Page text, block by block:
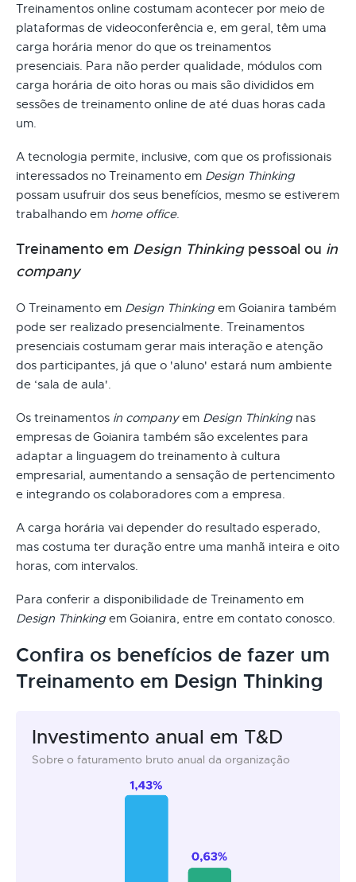
Treinamentos online costumam acontecer por meio de
plataformas de videoconferência e, em geral, têm uma
carga horária menor do que os treinamentos
presenciais. Para não perder qualidade, módulos com
carga horária de oito horas ou mais são divididos em
sessões de treinamento online de até duas horas cada
um.
A tecnologia permite, inclusive, com que os profissionais
interessados no Treinamento em Design Thinking
possam usufruir dos seus benefícios, mesmo se estiverem
trabalhando em home office.
Treinamento em Design Thinkingpessoal ou in
company
O Treinamento em Design Thinking em Goianira também
pode ser realizado presencialmente. Treinamentos
presenciais costumam gerar mais interação e atenção
dos participantes, já que o 'aluno' estará num ambiente
de ‘sala de aula'.
Os treinamentos in companyem Design Thinking nas
empresas de Goianira também são excelentes para
adaptar a linguagem do treinamento à cultura
empresarial, aumentando a sensação de pertencimento
e integrando os colaboradores com a empresa.
A carga horária vai depender do resultado esperado,
mas costuma ter duração entre uma manhã inteira e oito
horas, com intervalos.
Para conferir a disponibilidade de Treinamento em
Design Thinking em Goianira, entre em contato conosco.
Confira os benefícios de fazer um
Treinamento em Design Thinking
Investimento anual em T&D
Sobre o faturamento bruto anual da organização